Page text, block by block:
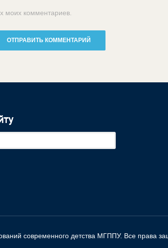
моих комментариев.
современного детства МГППУ. Все права